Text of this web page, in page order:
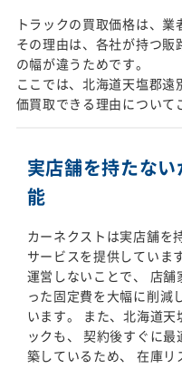
トラックの買取価格は、業
その理由は、各社が持つ
の幅が違うためです。
ここでは、北海道天塩郡
価買取できる理由について
実店舗を持たな
能
カーネクストは実店舗を
サービスを提供していま
運営しないことで、 店
った固定費を大幅に削減
います。 また、北海道
ックも、 契約後すぐに
築しているため、 在庫